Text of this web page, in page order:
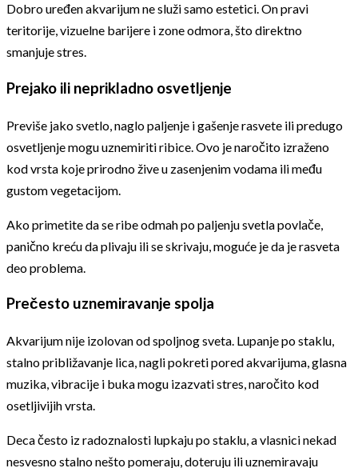
Dobro uređen akvarijum ne služi samo estetici. On pravi
teritorije, vizuelne barijere i zone odmora, što direktno
smanjuje stres.
Prejako ili neprikladno osvetljenje
Previše jako svetlo, naglo paljenje i gašenje rasvete ili predugo
osvetljenje mogu uznemiriti ribice. Ovo je naročito izraženo
kod vrsta koje prirodno žive u zasenjenim vodama ili među
gustom vegetacijom.
Ako primetite da se ribe odmah po paljenju svetla povlače,
panično kreću da plivaju ili se skrivaju, moguće je da je rasveta
deo problema.
Prečesto uznemiravanje spolja
Akvarijum nije izolovan od spoljnog sveta. Lupanje po staklu,
stalno približavanje lica, nagli pokreti pored akvarijuma, glasna
muzika, vibracije i buka mogu izazvati stres, naročito kod
osetljivijih vrsta.
Deca često iz radoznalosti lupkaju po staklu, a vlasnici nekad
nesvesno stalno nešto pomeraju, doteruju ili uznemiravaju